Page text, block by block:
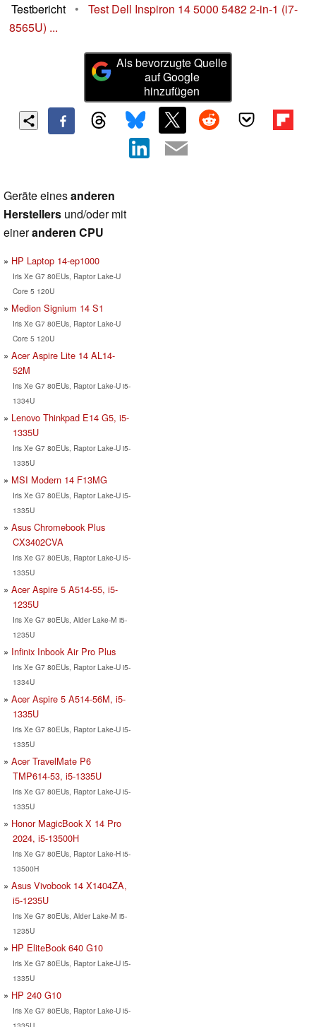
Testbericht •
Test Dell Inspiron 14 5000 5482 2-in-1 (i7-
8565U) ...
Als bevorzugte Quelle
auf Google
hinzufügen
Geräte einesanderen
Herstellers und/oder mit
eineranderen CPU
HP Laptop 14-ep1000
Iris Xe G7 80EUs, Raptor Lake-U
Core 5 120U
Medion Signium 14 S1
Iris Xe G7 80EUs, Raptor Lake-U
Core 5 120U
Acer Aspire Lite 14 AL14-
52M
Iris Xe G7 80EUs, Raptor Lake-U i5-
1334U
Lenovo Thinkpad E14 G5, i5-
1335U
Iris Xe G7 80EUs, Raptor Lake-U i5-
1335U
MSI Modern 14 F13MG
Iris Xe G7 80EUs, Raptor Lake-U i5-
1335U
Asus Chromebook Plus
CX3402CVA
Iris Xe G7 80EUs, Raptor Lake-U i5-
1335U
Acer Aspire 5 A514-55, i5-
1235U
Iris Xe G7 80EUs, Alder Lake-M i5-
1235U
Infinix Inbook Air Pro Plus
Iris Xe G7 80EUs, Raptor Lake-U i5-
1334U
Acer Aspire 5 A514-56M, i5-
1335U
Iris Xe G7 80EUs, Raptor Lake-U i5-
1335U
Acer TravelMate P6
TMP614-53, i5-1335U
Iris Xe G7 80EUs, Raptor Lake-U i5-
1335U
Honor MagicBook X 14 Pro
2024, i5-13500H
Iris Xe G7 80EUs, Raptor Lake-H i5-
13500H
Asus Vivobook 14 X1404ZA,
i5-1235U
Iris Xe G7 80EUs, Alder Lake-M i5-
1235U
HP EliteBook 640 G10
Iris Xe G7 80EUs, Raptor Lake-U i5-
1335U
HP 240 G10
Iris Xe G7 80EUs, Raptor Lake-U i5-